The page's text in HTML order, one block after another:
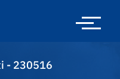
- 230516